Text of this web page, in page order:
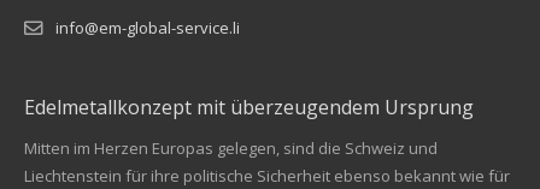
info@em-global-service.li
Edelmetallkonzept mit überzeugendem Ursprung
Mitten im Herzen Europas gelegen, sind die Schweiz und
Liechtenstein für ihre politische Sicherheit ebenso bekannt wie für